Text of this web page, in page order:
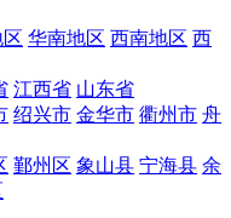
华南地区 西南地区 西
江西省 山东省
绍兴市 金华市 衢州市 舟
鄞州区 象山县 宁海县 余